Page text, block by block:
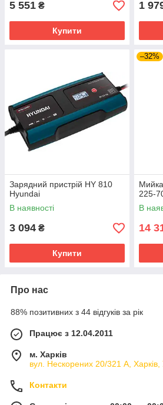
5 551 ₴
Купити
1
Зарядний пристрій HY 810
Hyundai
В наявності
3 094 ₴
Купити
–32%
225-
В
14
Про нас
88% позитивних з 44 відгуків за рік
Працює з 12.04.2011
м. Харків
вул. Нескорених 20/321 А, Харків,
Контакти